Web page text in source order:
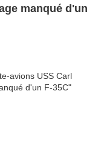
manqué d'un